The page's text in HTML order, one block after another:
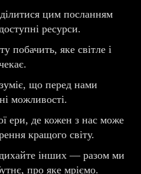
цим посланням
ресурси.
побачить, яке світле і
що перед нами
можливості.
ери, де кожен з нас може
кращого світу.
інших — разом ми
про яке мріємо.